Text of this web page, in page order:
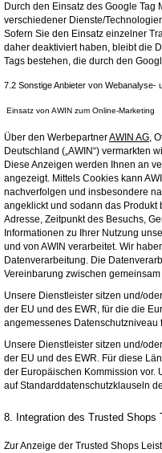
Durch den Einsatz des Google
verschiedener Dienste/
Sofern Sie den Einsatz einzelner
daher deaktiviert haben, bleibt die
Tags bestehen, die durch den
7.2 Sonstige Anbieter von Webanalyse-
Einsatz von AWIN zum Online-Marketing
Über den WerbepartnerAWIN AG,
Deutschland („AWIN“) vermarkten
Diese Anzeigen werden Ihnen an
angezeigt. Mittels Cookies kann
nachverfolgen und insbesondere
angeklickt und sodann das
Adresse, Zeitpunkt des Besuchs,
Informationen zu Ihrer Nutzung
und von AWIN verarbeitet. Wir
Datenverarbeitung. Die
Vereinbarung zwischen
Unsere Dienstleister sitzen und/
der EU und des EWR, für die die
angemessenes Datenschutzniveau
Unsere Dienstleister sitzen und/
der EU und des EWR. Für diese
der Europäischen Kommission vor.
auf Standarddatenschutzklauseln
8. Integration des Trusted Shops
Zur Anzeige der Trusted Shops